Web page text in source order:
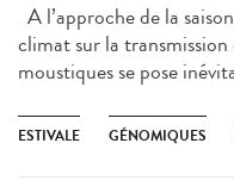
A l’approche de la
climat sur la transmission
moustiques se pose
ESTIVALE GÉNOMIQUES